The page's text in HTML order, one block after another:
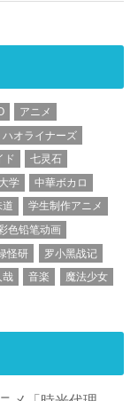
アニメ
ハオライナーズ
ド
七灵石
学
中華ボカロ
道
学生制作アニメ
色铅笔动画
怪研
罗小黑战记
哉 音楽 魔法少女